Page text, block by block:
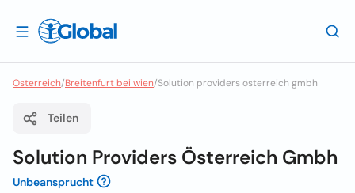
Osterreich/Breitenfurt bei wien/Solution providers osterreich gmbh
Teilen
Solution Providers Österreich Gmbh
Unbeansprucht